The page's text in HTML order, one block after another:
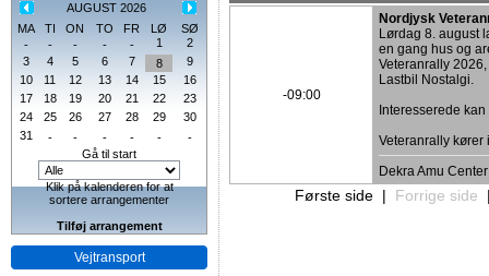
AUGUST 2026
MA
TI ON TO FR LØ
SØ
-
- - - - 1
2
3
4 5 6 7 8
9
10
11 12 13 14 15
16
17
18 19 20 21 22
23
24
25 26 27 28 29
30
31
- - - - -
-
Gå til start
Klik på kalenderen for at
sortere arrangementer
Tilføj arrangement
Vejtransport
-09:00
Nordjysk
Lørdag 8. august
en gang hus og
Veteranrally
Lastbil Nostalgi.
Interesserede
Veteranrally kører
Dekra Amu
Første side | Forrige side